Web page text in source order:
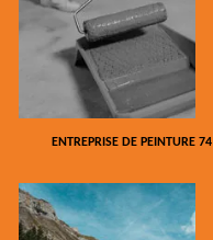
ENTREPRISE DE PEINTURE 74